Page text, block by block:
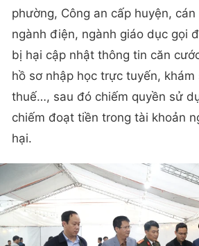
phường, Công an cấp huyện,
ngành điện, ngành giáo dục gọi
bị hại cập nhật thông tin căn
hồ sơ nhập học trực tuyến, khám
thuế…, sau đó chiếm quyền sử
chiếm đoạt tiền trong tài khoản
hại.